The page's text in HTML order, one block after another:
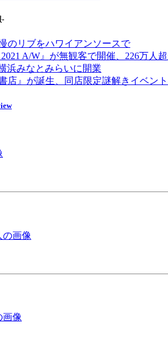
-
のリブをハワイアンソースで
2021 A/W』が無観客で開催、226万人
浜みなとみらいに開業
店』が誕生、同店限定謎解きイベン